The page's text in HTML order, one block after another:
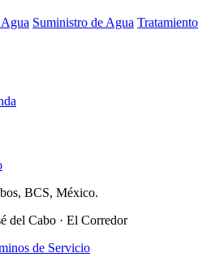
Suministro de Agua Tratamiento
BCS, México.
del Cabo · El Corredor
de Servicio